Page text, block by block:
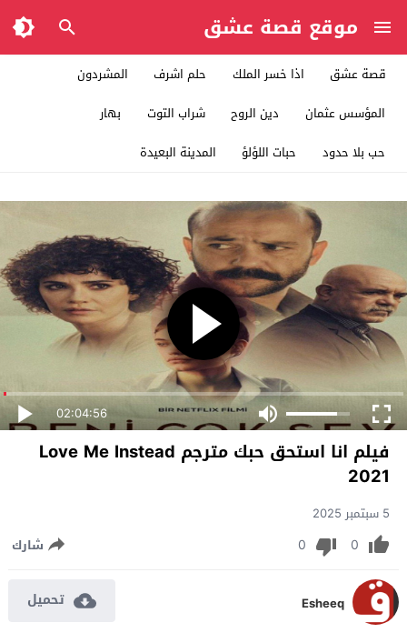
موقع قصة عشق
قصة عشق اذا خسر الملك حلم اشرف
المشردون
المؤسس عثمان
دين الروح شراب التوت
بهار
حب بلا حدود
حبات اللؤلؤ المدينة البعيدة
02:04:56
فيلم انا استحق حبك مترجم Love Me Instead
2021
5 سبتمبر 2025
0
0 شارك
Esheeq تحميل